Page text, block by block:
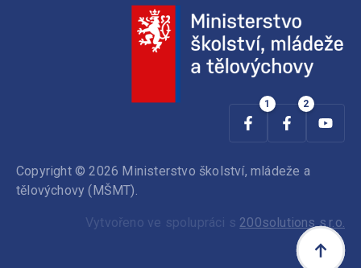
Copyright © 2026 Ministerstvo školství, mládeže a
tělovýchovy (MŠMT).
Vytvořeno ve spolupráci s 200solutions s.r.o.